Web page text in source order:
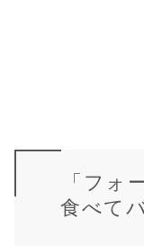
「フォ
食べて